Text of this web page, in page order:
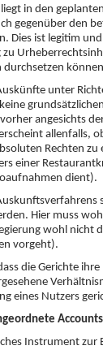
in den
gegenüber den
Dies ist legitim
zu
durchsetzen
unter
angesichts
allenfalls,
Rechten
einer
dient).
Hier muss
wohl nicht
vorgeht).
die Gerichte
eines Nutzers
Instrument zur